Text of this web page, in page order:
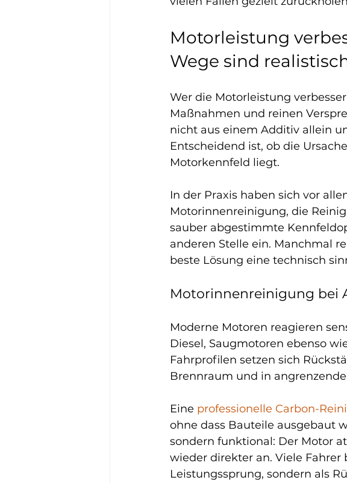
Motorleistung
Wege sind
Wer die Motorleistung
Maßnahmen und reinen
nicht aus einem Additiv allein
Entscheidend ist, ob die
Motorkennfeld liegt.
In der Praxis haben sich vor
Motorinnenreinigung, die
sauber abgestimmte
anderen Stelle ein. Manchmal
beste Lösung eine technisch
Motorinnenreinigung bei
Moderne Motoren reagieren
Diesel, Saugmotoren ebenso
Fahrprofilen setzen sich
Brennraum und in
Eine professionelle Carbon-
ohne dass Bauteile ausgebaut
sondern funktional: Der Motor
wieder direkter an. Viele
Leistungssprung, sondern als